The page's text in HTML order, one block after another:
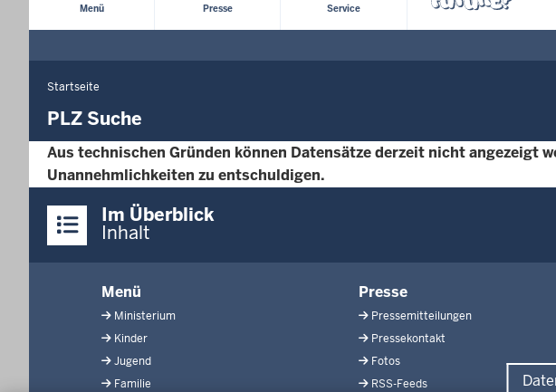
Menü Presse Service
Sie
befinden
hier
Startseite
PLZ Suche
Aus technischen Gründen können Datensätze derzeit nicht angezeigt
Unannehmlichkeiten zu entschuldigen.
Inhalte
Im Überblick
Inhalt
Fußzeile
Menü
Ministerium
Kinder
Jugend
Familie
Presse
Pressemitteilungen
Pressekontakt
Fotos
RSS-Feeds